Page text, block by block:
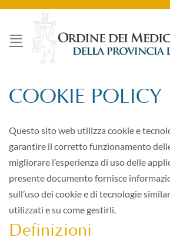
Salta
contenuti
COOKIE POLICY
Questo sito web utilizza cookie e
garantire il corretto funzionamento
migliorare l’esperienza di uso delle
presente documento fornisce
sull’uso dei cookie e di tecnologie
utilizzati e su come gestirli.
Definizioni